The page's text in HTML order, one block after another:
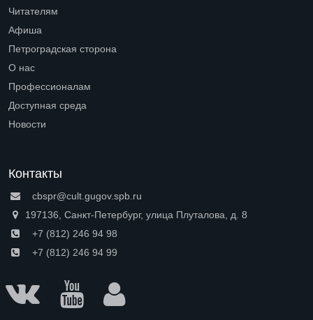
Читателям
Афиша
Петроградская сторона
О нас
Профессионалам
Доступная среда
Новости
Контакты
cbspr@cult.gugov.spb.ru
197136, Санкт-Петербург, улица Плуталова, д. 8
+7 (812) 246 94 98
+7 (812) 246 94 99